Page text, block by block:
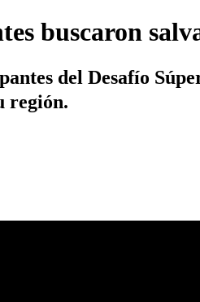
buscaron
del Desafío
región.